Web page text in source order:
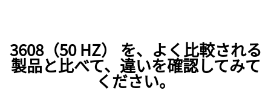
3608（50 HZ） を、よく比較される
製品と比べて、違いを確認してみて
ください。